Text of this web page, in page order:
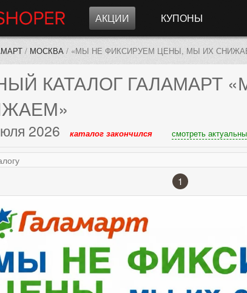
АКЦИИ КУПОНЫ
/ МОСКВА / «МЫ НЕ ФИКСИРУЕМ ЦЕНЫ, МЫ ИХ
КАТАЛОГ ГАЛАМАРТ
2026 каталог закончился смотреть
1